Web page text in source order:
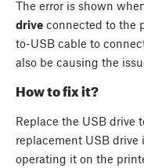
The error is shown
drive connected to the
to-USB cable to
also be causing the
How to fix it?
Replace the USB drive
replacement USB drive
operating it on the